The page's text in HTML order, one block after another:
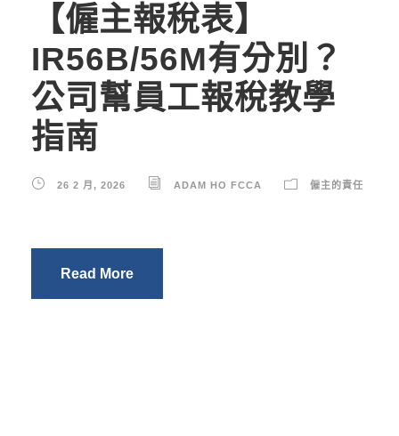
【僱主報稅表】
IR56B/56M有分別？
公司幫員工報稅教學
指南
26 2 月, 2026 ADAM HO FCCA 僱主的責任
Read More